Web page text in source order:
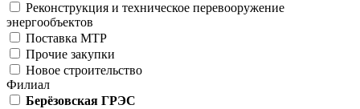
Реконструкция и техническое перевооружение
энергообъектов
Поставка МТР
Прочие закупки
Новое строительство
Филиал
Берёзовская ГРЭС